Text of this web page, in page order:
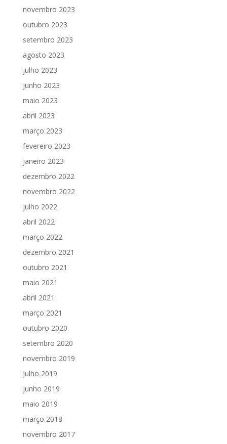
novembro 2023
outubro 2023
setembro 2023
agosto 2023
julho 2023
junho 2023
maio 2023
abril 2023
março 2023
fevereiro 2023
janeiro 2023
dezembro 2022
novembro 2022
julho 2022
abril 2022
março 2022
dezembro 2021
outubro 2021
maio 2021
abril 2021
março 2021
outubro 2020
setembro 2020
novembro 2019
julho 2019
junho 2019
maio 2019
março 2018
novembro 2017